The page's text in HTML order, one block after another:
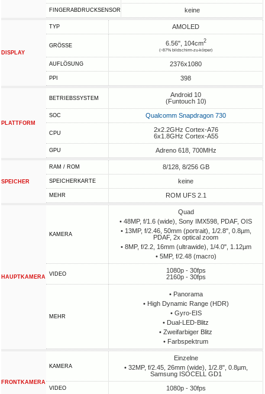
FINGERABDRUCKSENSOR keine
DISPLAY
TYP AMOLED
GRÖSSE 6.56", 104cm2
(~87% bildschirm-zu-körper)
AUFLÖSUNG 2376x1080
PPI 398
PLATTFORM
BETRIEBSSYSTEM
Android 10
(Funtouch 10)
SOC Qualcomm Snapdragon 730
CPU
2x2.2GHz Cortex-A76
6x1.8GHz Cortex-A55
GPU Adreno 618, 700MHz
SPEICHER
RAM / ROM 8/128, 8/256 GB
SPEICHERKARTE keine
MEHR ROM UFS 2.1
HAUPTKAMERA
KAMERA
Quad
• 48MP, f/1.6 (wide), Sony IMX598, PDAF, OIS
• 13MP, f/2.46, 50mm (portrait), 1/2.8", 0.8µm,
PDAF, 2x optical zoom
• 8MP, f/2.2, 16mm (ultrawide), 1/4.0", 1.12µm
• 5MP, f/2.48 (macro)
VIDEO
1080p - 30fps
2160p - 30fps
MEHR
• Panorama
• High Dynamic Range (HDR)
• Gyro-EIS
• Dual-LED-Blitz
• Zweifarbiger Blitz
• Farbspektrum
FRONTKAMERA
KAMERA
Einzelne
• 32MP, f/2.45, 26mm (wide), 1/2.8", 0.8µm,
Samsung ISOCELL GD1
VIDEO 1080p - 30fps